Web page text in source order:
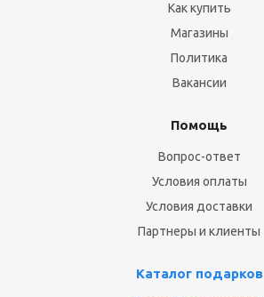
Как купить
Магазины
Политика
Вакансии
Помощь
Вопрос-ответ
Условия оплаты
Условия доставки
Партнеры и клиенты
Каталог подарков